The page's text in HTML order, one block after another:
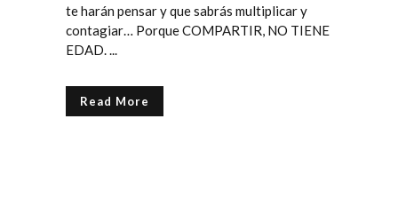
te harán pensar y que sabrás multiplicar y
contagiar… Porque COMPARTIR, NO TIENE
EDAD. ...
Read More